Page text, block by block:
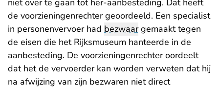
niet over te gaan tot her-aanbesteding. Dat heeft
de voorzieningenrechter geoordeeld. Een specialist
in personenvervoer had bezwaargemaakt tegen
de eisen die het Rijksmuseum hanteerde in de
aanbesteding. De voorzieningenrechter oordeelt
dat het de vervoerder kan worden verweten dat hij
na afwijzing van zijn bezwaren niet direct